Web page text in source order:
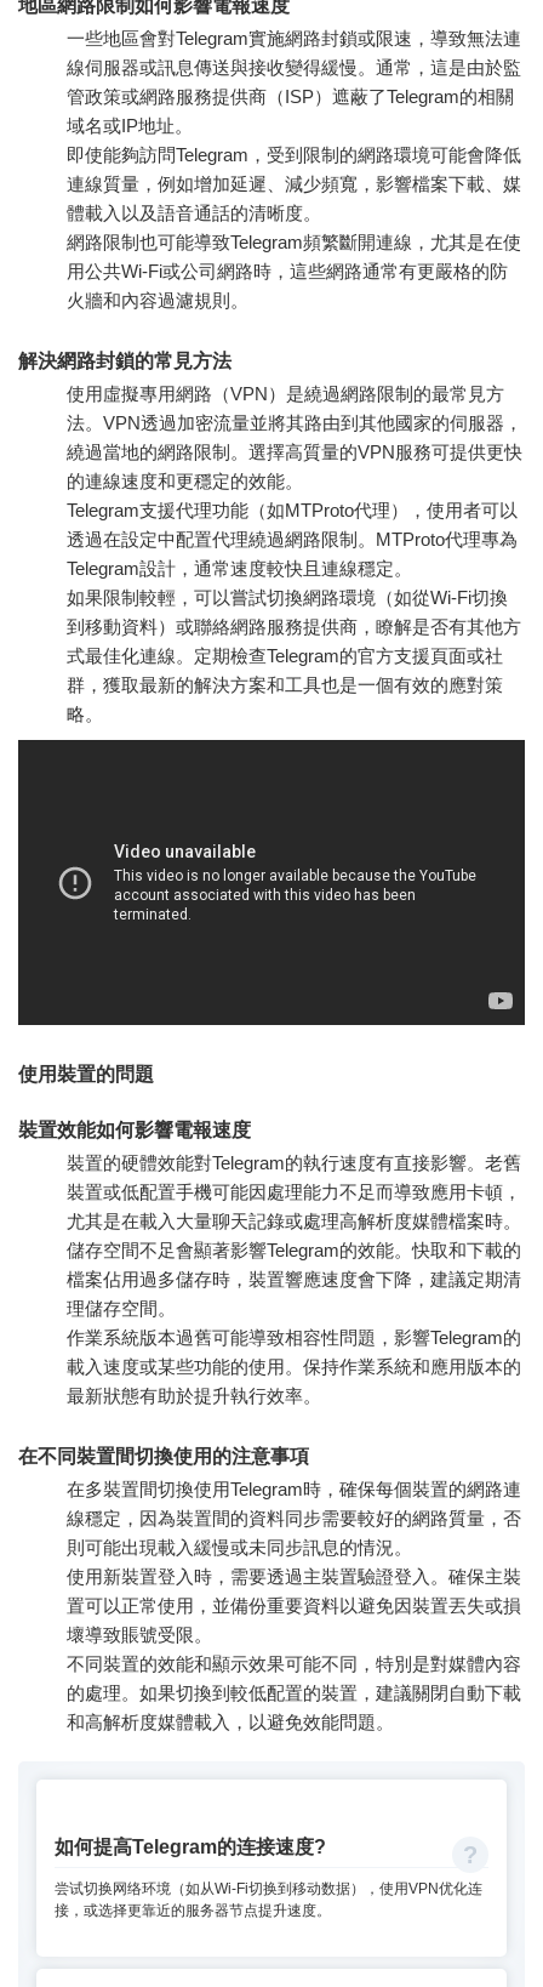
地區網路限制如何影響電報速度
一些地區會對Telegram實施網路封鎖或限速，導致無法連
線伺服器或訊息傳送與接收變得緩慢。通常，這是由於監
管政策或網路服務提供商（ISP）遮蔽了Telegram的相關
域名或IP地址。
即使能夠訪問Telegram，受到限制的網路環境可能會降低
連線質量，例如增加延遲、減少頻寬，影響檔案下載、媒
體載入以及語音通話的清晰度。
網路限制也可能導致Telegram頻繁斷開連線，尤其是在使
用公共Wi-Fi或公司網路時，這些網路通常有更嚴格的防
火牆和內容過濾規則。
解決網路封鎖的常見方法
使用虛擬專用網路（VPN）是繞過網路限制的最常見方
法。VPN透過加密流量並將其路由到其他國家的伺服器，
繞過當地的網路限制。選擇高質量的VPN服務可提供更快
的連線速度和更穩定的效能。
Telegram支援代理功能（如MTProto代理），使用者可以
透過在設定中配置代理繞過網路限制。MTProto代理專為
Telegram設計，通常速度較快且連線穩定。
如果限制較輕，可以嘗試切換網路環境（如從Wi-Fi切換
到移動資料）或聯絡網路服務提供商，瞭解是否有其他方
式最佳化連線。定期檢查Telegram的官方支援頁面或社
群，獲取最新的解決方案和工具也是一個有效的應對策
略。
使用裝置的問題
裝置效能如何影響電報速度
裝置的硬體效能對Telegram的執行速度有直接影響。老舊
裝置或低配置手機可能因處理能力不足而導致應用卡頓，
尤其是在載入大量聊天記錄或處理高解析度媒體檔案時。
儲存空間不足會顯著影響Telegram的效能。快取和下載的
檔案佔用過多儲存時，裝置響應速度會下降，建議定期清
理儲存空間。
作業系統版本過舊可能導致相容性問題，影響Telegram的
載入速度或某些功能的使用。保持作業系統和應用版本的
最新狀態有助於提升執行效率。
在不同裝置間切換使用的注意事項
在多裝置間切換使用Telegram時，確保每個裝置的網路連
線穩定，因為裝置間的資料同步需要較好的網路質量，否
則可能出現載入緩慢或未同步訊息的情況。
使用新裝置登入時，需要透過主裝置驗證登入。確保主裝
置可以正常使用，並備份重要資料以避免因裝置丟失或損
壞導致賬號受限。
不同裝置的效能和顯示效果可能不同，特別是對媒體內容
的處理。如果切換到較低配置的裝置，建議關閉自動下載
和高解析度媒體載入，以避免效能問題。
如何提高Telegram的连接速度?
尝试切换网络环境（如从Wi-Fi切换到移动数据），使用VPN优化连
接，或选择更靠近的服务器节点提升速度。